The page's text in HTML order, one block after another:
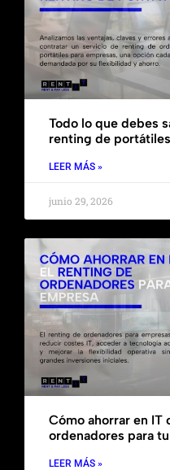
Todo lo que debes
renting de portátiles
LEER MÁS »
junio 29, 2026
Cómo ahorrar en IT
ordenadores para
LEER MÁS »